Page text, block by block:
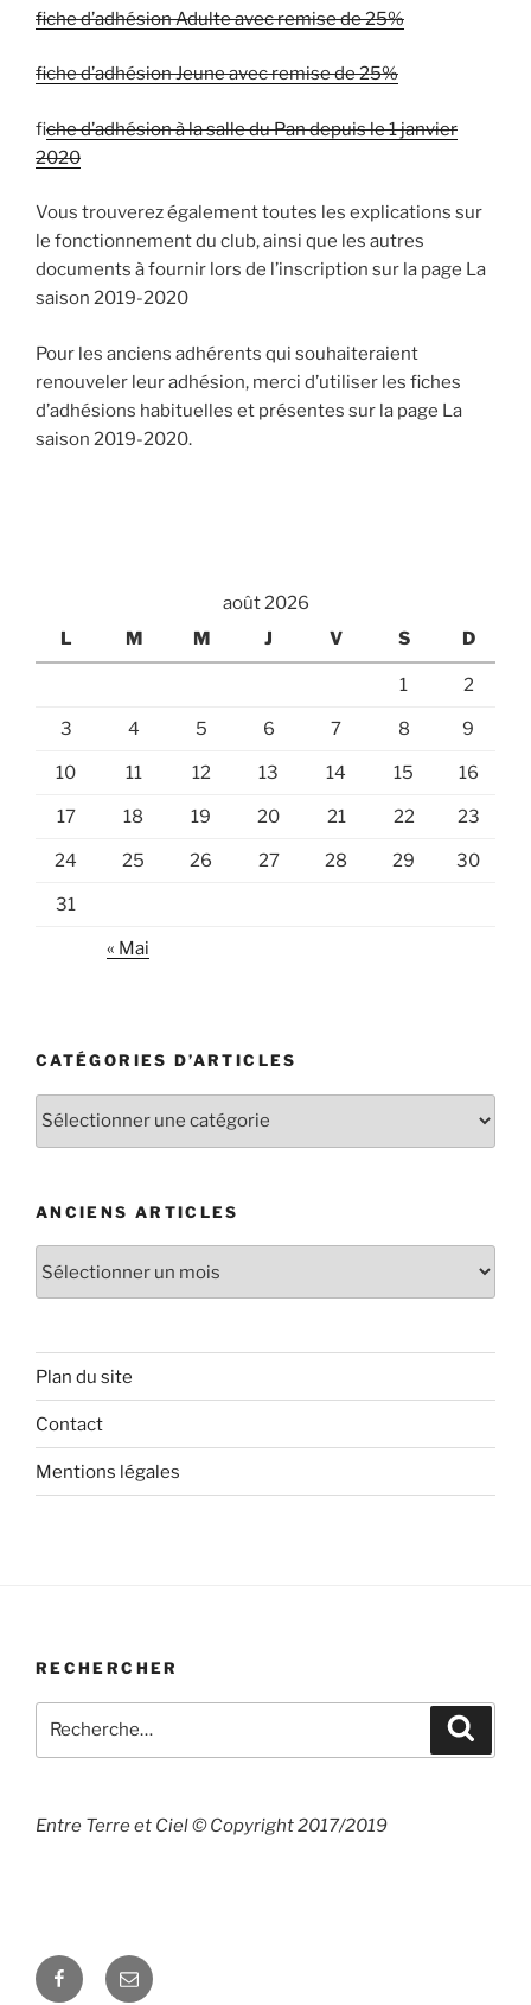
fiche d’adhésion Adulte avec remise de 25%
fiche d’adhésion Jeune avec remise de 25%
fiche d’adhésion à la salle du Pan depuis le 1 janvier
2020
Vous trouverez également toutes les explications sur
le fonctionnement du club, ainsi que les autres
documents à fournir lors de l’inscription sur la page La
saison 2019-2020
Pour les anciens adhérents qui souhaiteraient
renouveler leur adhésion, merci d’utiliser les fiches
d’adhésions habituelles et présentes sur la page La
saison 2019-2020.
août 2026
L
M M J V S D
1 2
3 4 5 6 7 8 9
10 11 12 13 14 15 16
17 18 19 20 21 22 23
24 25 26 27 28 29 30
31
« Mai
CATÉGORIES D’ARTICLES
Catégories
ANCIENS ARTICLES
Plan du site
Contact
Mentions légales
RECHERCHER
pour
Entre Terre et Ciel © Copyright 2017/2019
Facebook
E-
mail